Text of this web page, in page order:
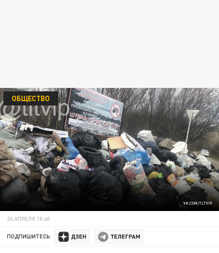
VK.COM/TLTVIP
ОБЩЕСТВО
26 АПРЕЛЯ 10:40
ПОДПИШИТЕСЬ: